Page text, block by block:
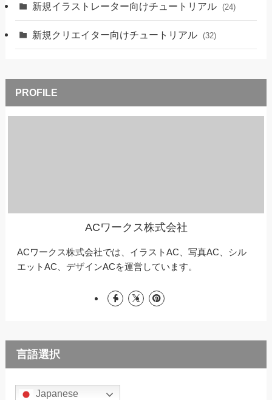
新規イラストレーター向けチュートリアル (24)
新規クリエイター向けチュートリアル (32)
ACワークス株式会社
ACワークス株式会社では、イラストAC、写真AC、シル
エットAC、デザインACを運営しています。
言語選択
Japanese